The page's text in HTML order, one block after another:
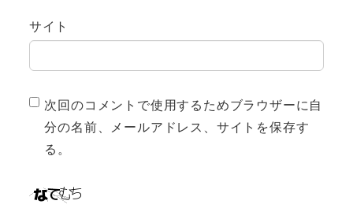
サイト
次回のコメントで使用するためブラウザーに自
分の名前、メールアドレス、サイトを保存す
る。